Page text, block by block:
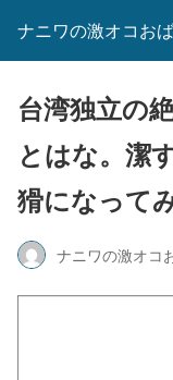
ナニワの激オコお
台湾独立の
とはな。潔
猾になって
ナニワの激オコ